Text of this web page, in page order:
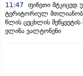
11:47 ფინეთი მტკიცედ
ტერიტორიულ
წლის ცეცხლის
ელინა ვალტონენი